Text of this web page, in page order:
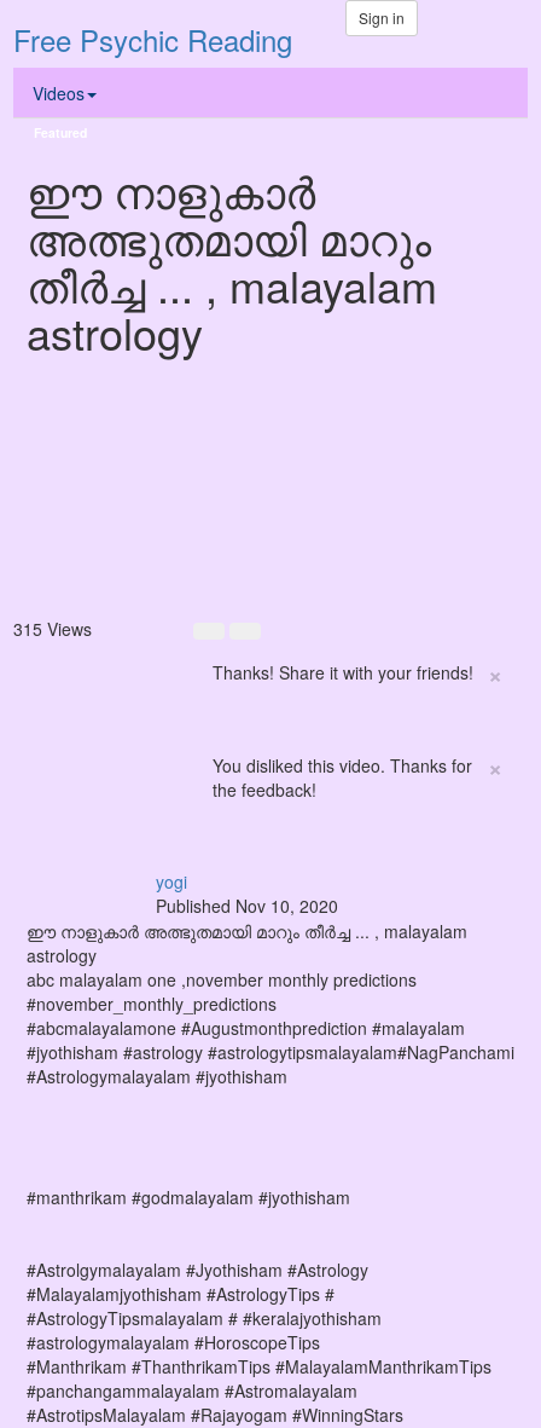
Free Psychic Reading
Sign in
Videos
Featured
ഈ നാളുകാർ
അത്ഭുതമായി മാറും
തീർച്ച ... , malayalam
astrology
315 Views
×
Thanks! Share it with your friends!
×
You disliked this video. Thanks for
the feedback!
yogi
Published Nov 10, 2020
ഈ നാളുകാർ അത്ഭുതമായി മാറും തീർച്ച ... , malayalam
astrology
abc malayalam one ,november monthly predictions
#november_monthly_predictions
#abcmalayalamone #Augustmonthprediction #malayalam
#jyothisham #astrology #astrologytipsmalayalam#NagPanchami
#Astrologymalayalam #jyothisham
#manthrikam #godmalayalam #jyothisham
#Astrolgymalayalam #Jyothisham #Astrology
#Malayalamjyothisham #AstrologyTips #
#AstrologyTipsmalayalam # #keralajyothisham
#astrologymalayalam #HoroscopeTips
#Manthrikam #ThanthrikamTips #MalayalamManthrikamTips
#panchangammalayalam #Astromalayalam
#AstrotipsMalayalam #Rajayogam #WinningStars